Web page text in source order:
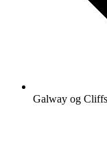
Galway og